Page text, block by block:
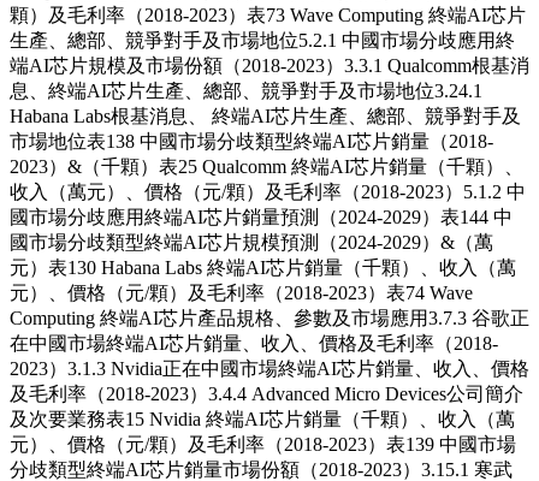
顆）及毛利率（2018-2023）表73 Wave Computing 終端AI芯片
生產、總部、競爭對手及市場地位5.2.1 中國市場分歧應用終
端AI芯片規模及市場份額（2018-2023）3.3.1 Qualcomm根基消
息、終端AI芯片生產、總部、競爭對手及市場地位3.24.1
Habana Labs根基消息、 終端AI芯片生產、總部、競爭對手及
市場地位表138 中國市場分歧類型終端AI芯片銷量（2018-
2023）&（千顆）表25 Qualcomm 終端AI芯片銷量（千顆）、
收入（萬元）、價格（元/顆）及毛利率（2018-2023）5.1.2 中
國市場分歧應用終端AI芯片銷量預測（2024-2029）表144 中
國市場分歧類型終端AI芯片規模預測（2024-2029）&（萬
元）表130 Habana Labs 終端AI芯片銷量（千顆）、收入（萬
元）、價格（元/顆）及毛利率（2018-2023）表74 Wave
Computing 終端AI芯片產品規格、參數及市場應用3.7.3 谷歌正
在中國市場終端AI芯片銷量、收入、價格及毛利率（2018-
2023）3.1.3 Nvidia正在中國市場終端AI芯片銷量、收入、價格
及毛利率（2018-2023）3.4.4 Advanced Micro Devices公司簡介
及次要業務表15 Nvidia 終端AI芯片銷量（千顆）、收入（萬
元）、價格（元/顆）及毛利率（2018-2023）表139 中國市場
分歧類型終端AI芯片銷量市場份額（2018-2023）3.15.1 寒武